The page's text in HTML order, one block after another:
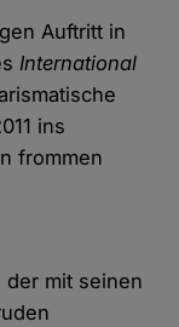
Auftritt in
International
ins
frommen
der mit seinen